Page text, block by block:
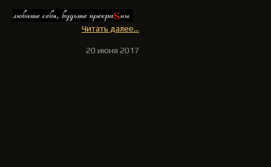
Читать далее...
20 июня 2017